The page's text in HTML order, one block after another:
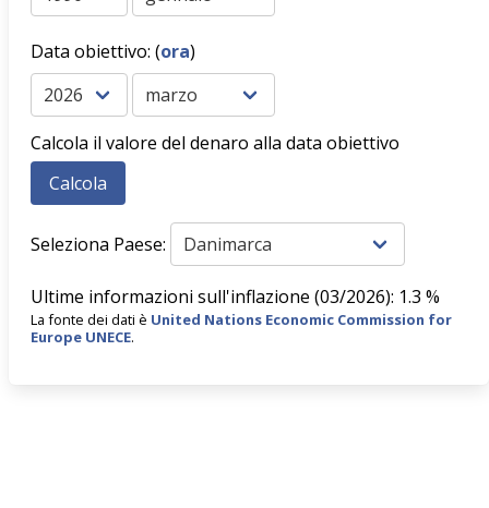
Data obiettivo: (ora)
Calcola il valore del denaro alla data obiettivo
Seleziona Paese:
Ultime informazioni sull'inflazione (03/2026): 1.3 %
La fonte dei dati è United Nations Economic Commission for
Europe UNECE.